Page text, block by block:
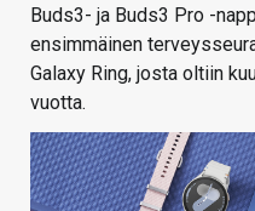
Buds3- ja Buds3 Pro -
ensimmäinen
Galaxy Ring, josta oltiin
vuotta.